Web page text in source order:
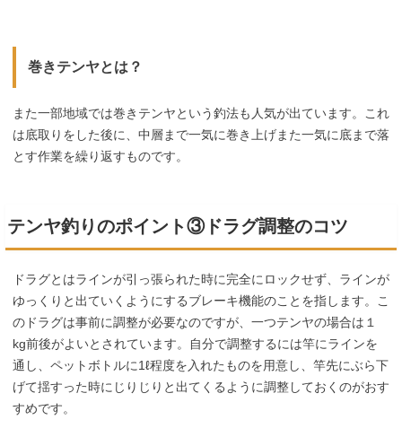
巻きテンヤとは？
また一部地域では巻きテンヤという釣法も人気が出ています。これ
は底取りをした後に、中層まで一気に巻き上げまた一気に底まで落
とす作業を繰り返すものです。
テンヤ釣りのポイント③ドラグ調整のコツ
ドラグとはラインが引っ張られた時に完全にロックせず、ラインが
ゆっくりと出ていくようにするブレーキ機能のことを指します。こ
のドラグは事前に調整が必要なのですが、一つテンヤの場合は１
kg前後がよいとされています。自分で調整するには竿にラインを
通し、ペットボトルに1ℓ程度を入れたものを用意し、竿先にぶら下
げて揺すった時にじりじりと出てくるように調整しておくのがおす
すめです。